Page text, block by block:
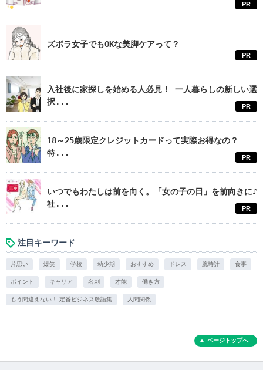
PR
ズボラ女子でもOKな美脚ケアって？
PR
入社後に家探しを始める人必見！ 一人暮らしの新しい選
択...
PR
18～25歳限定クレジットカードって実際お得なの？
特...
PR
いつでもわたしは前を向く。「女の子の日」を前向きに♪
社...
PR
注目キーワード
片思い 爆笑 学校 幼少期 おすすめ ドレス 腕時計 食事
ポイント キャリア 名刺 才能 働き方
もう間違えない！ 定番ビジネス敬語集 人間関係
ページトップへ